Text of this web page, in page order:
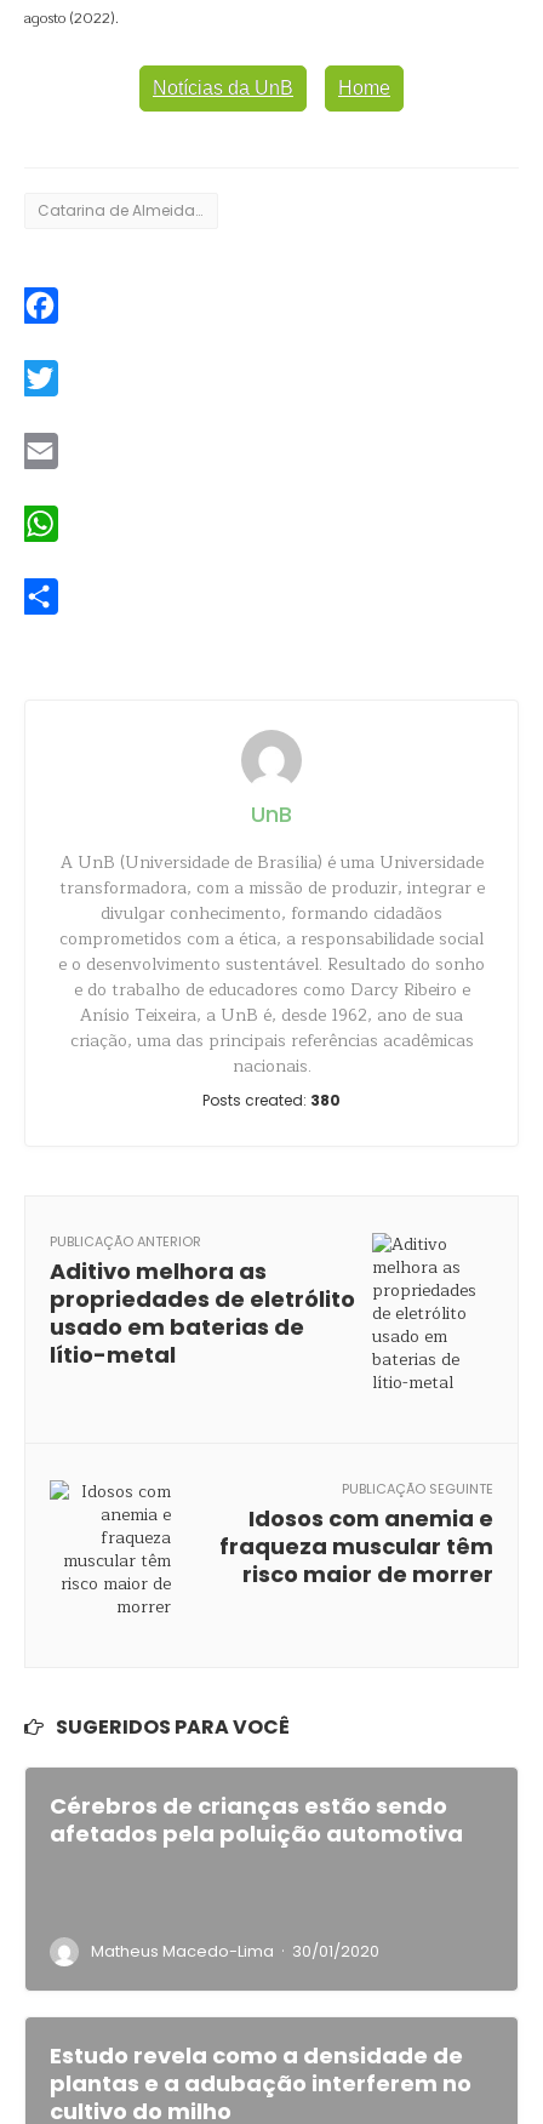
agosto (2022).
Notícias da UnB Home
Catarina de Almeida Santos
UnB
A UnB (Universidade de Brasília) é uma Universidade
transformadora, com a missão de produzir, integrar e
divulgar conhecimento, formando cidadãos
comprometidos com a ética, a responsabilidade social
e o desenvolvimento sustentável. Resultado do sonho
e do trabalho de educadores como Darcy Ribeiro e
Anísio Teixeira, a UnB é, desde 1962, ano de sua
criação, uma das principais referências acadêmicas
nacionais.
Posts created: 380
PUBLICAÇÃO ANTERIOR
Aditivo melhora as
propriedades de eletrólito
usado em baterias de
lítio-metal
PUBLICAÇÃO SEGUINTE
Idosos com anemia e
fraqueza muscular têm
risco maior de morrer
SUGERIDOS PARA VOCÊ
Cérebros de crianças estão sendo
afetados pela poluição automotiva
Matheus Macedo-Lima · 30/01/2020
Estudo revela como a densidade de
plantas e a adubação interferem no
cultivo do milho